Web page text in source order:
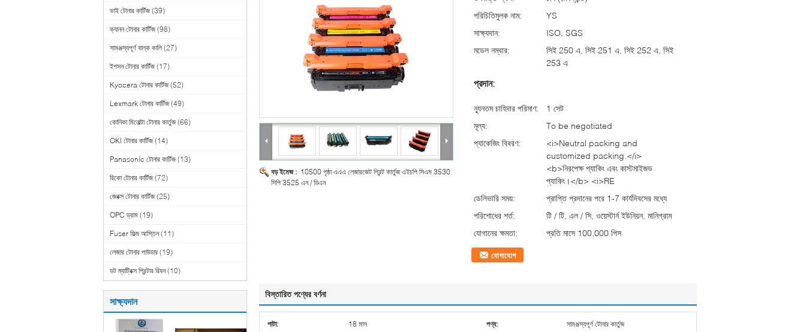
ভাই টোনার কার্টিজ (39)
ক্যানন টোনার কার্টিজ (98)
সামঞ্জস্যপূর্ণ বাল্ক কালি (27)
ইপসন টোনার কার্টিজ (17)
Kyocera টোনার কার্টিজ (52)
Lexmark টোনার কার্টিজ (49)
কোনিকা মিনোল্টা টোনার কার্তুজ (66)
OKI টোনার কার্টিজ (14)
Panasonic টোনার কার্টিজ (13)
রিকো টোনার কার্টিজ (72)
জেরক্স টোনার কার্টিজ (25)
OPC ড্রাম (19)
Fuser ফিল্ম আস্তিন (11)
লেজার টোনার পাউডার (19)
ডট ম্যাট্রিক্স প্রিন্টার রিবন (10)
সাক্ষ্যদান
বড় ইমেজ : 10500 পৃষ্ঠা এএএ লেজারজেট প্রিন্ট কার্তুজ এইচপি সিএম 3530
সিপি 3525 এন / ডিএন
পরিচিতিমুলক নাম:
YS
সাক্ষ্যদান:
ISO, SGS
মডেল নম্বার:
সিই 250 এ, সিই 251 এ, সিই 252 এ, সিই
253 এ
প্রদান:
ন্যূনতম চাহিদার পরিমাণ:
1 সেট
মূল্য:
To be negotiated
প্যাকেজিং বিবরণ:
<i>Neutral packing and
customized packing.</i>
<b>নিরপেক্ষ প্যাকিং এবং কাস্টমাইজড
প্যাকিং।</b> <i>RE
ডেলিভারি সময়:
প্রাপ্তি প্রদানের পরে 1-7 কার্যদিবসের মধ্যে
পরিশোধের শর্ত:
টি / টি, এল / সি, ওয়েস্টার্ন ইউনিয়ন, মানিগ্রাম
যোগানের ক্ষমতা:
প্রতি মাসে 100,000 পিস
যোগাযোগ
বিস্তারিত পণ্যের বর্ণনা
পাটা: 18 মাস পণ্য: সামঞ্জস্যপূর্ণ টোনার কার্তুজ